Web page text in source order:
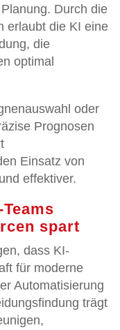
Durch die
erlaubt die KI eine
die
optimal
oder
Prognosen
Einsatz von
effektiver.
spart
dass KI-
für moderne
Automatisierung
trägt